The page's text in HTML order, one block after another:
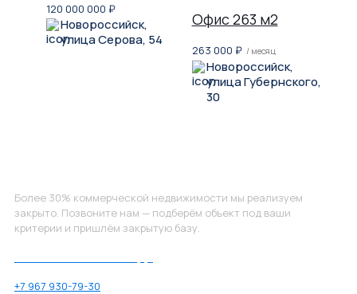
120 000 000 ₽
Новороссийск,
улица Серова, 54
Офис 263 м2
263 000 ₽ / месяц
Новороссийск,
улица Губернского,
30
Более 30% коммерческой недвижимости мы реализуем
закрыто. Позвоните нам — подберём объект под ваши
критерии и пришлём закрытую базу.
+7 967 930-79-30